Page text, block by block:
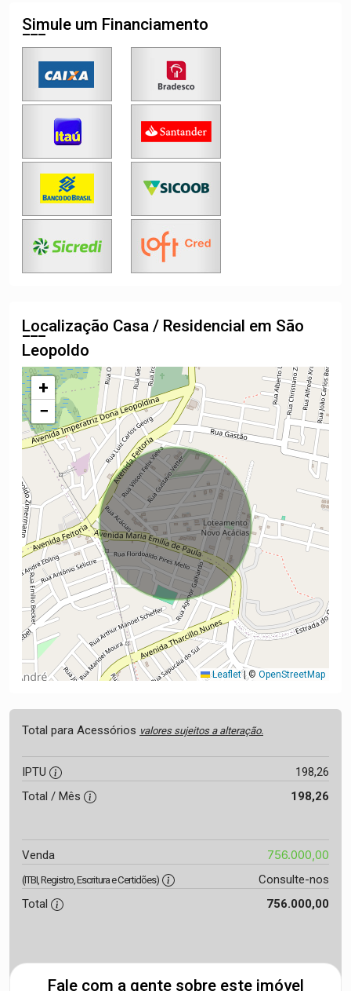
Simule um Financiamento
Localização Casa / Residencial em São
Leopoldo
+
−
Leaflet |© OpenStreetMap
Total para Acessórios valores sujeitos a alteração.
IPTU
198,26
Total / Mês
198,26
Venda 756.000,00
(ITBI, Registro, Escritura e Certidões)
Consulte-nos
Total
756.000,00
Fale com a gente sobre este imóvel